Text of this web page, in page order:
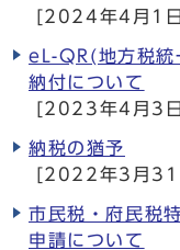
[2024年4月1
eL-QR(地方税統
納付について
[2023年4月3
納税の猶予
[2022年3月31
市民税・府民税
申請について